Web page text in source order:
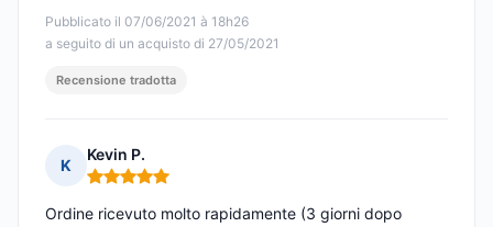
Pubblicato il 07/06/2021 à 18h26
a seguito di un acquisto di 27/05/2021
Recensione tradotta
K
Kevin P.
Nota: 5 su 5
Ordine ricevuto molto rapidamente (3 giorni dopo